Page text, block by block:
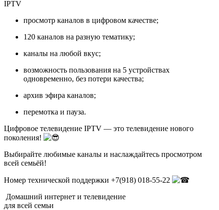
IPTV
просмотр каналов в цифровом качестве;
120 каналов на разную тематику;
каналы на любой вкус;
возможность пользования на 5 устройствах
одновременно, без потери качества;
архив эфира каналов;
перемотка и пауза.
Цифровое телевидение IPTV — это телевидение нового
поколения!
Выбирайте любимые каналы и наслаждайтесь просмотром
всей семьёй!
Номер технической поддержки +7(918) 018-55-22
Домашний интернет и телевидение
для всей семьи